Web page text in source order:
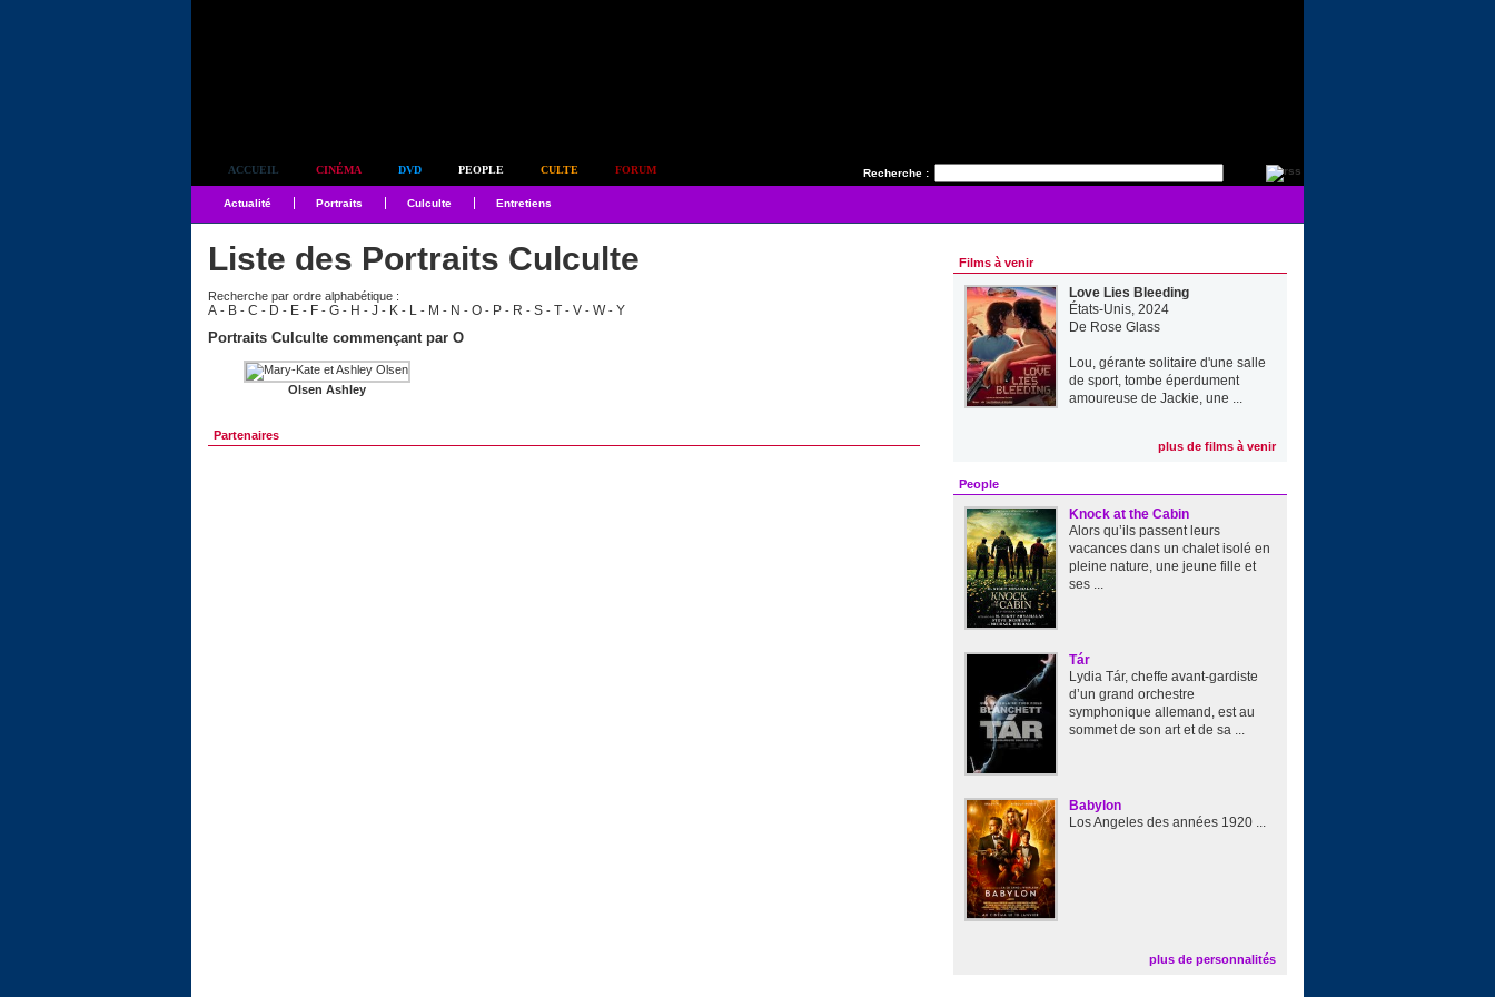
Recherche :
ACCUEIL CINÉMA DVD PEOPLE CULTE FORUM
Actualité Portraits Culculte Entretiens
Liste des Portraits Culculte
Recherche par ordre alphabétique :
A - B - C - D - E - F - G - H - J - K - L - M - N - O - P - R - S - T - V - W- Y
Portraits Culculte commençant par O
Olsen Ashley
Partenaires
Films à venir
Love Lies Bleeding
États-Unis, 2024
De Rose Glass
Lou, gérante solitaire d'une salle
de sport, tombe éperdument
amoureuse de Jackie, une ...
plus de films à venir
People
Knock at the Cabin
Alors qu’ils passent leurs
vacances dans un chalet isolé en
pleine nature, une jeune fille et
ses ...
Tár
Lydia Tár, cheffe avant-gardiste
d’un grand orchestre
symphonique allemand, est au
sommet de son art et de sa ...
Babylon
Los Angeles des années 1920 ...
plus de personnalités